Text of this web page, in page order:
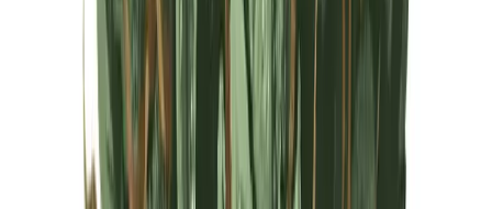
Live Rosin